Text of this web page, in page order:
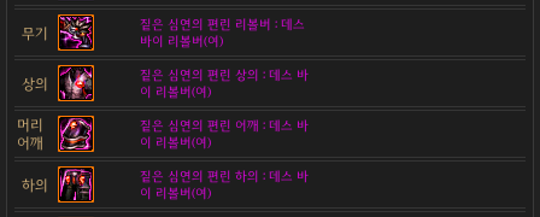
무기
짙은 심연의 편린 리볼버 : 데스
바이 리볼버(여)
상의
짙은 심연의 편린 상의 : 데스 바
이 리볼버(여)
머리
어깨
짙은 심연의 편린 어깨 : 데스 바
이 리볼버(여)
하의
짙은 심연의 편린 하의 : 데스 바
이 리볼버(여)